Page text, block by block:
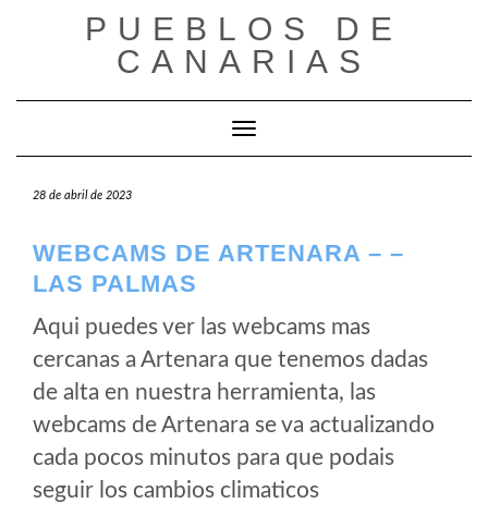
PUEBLOS DE
CANARIAS
Cambiar modo de navegación
28 de abril de 2023
WEBCAMS DE ARTENARA – –
LAS PALMAS
Aqui puedes ver las webcams mas
cercanas a Artenara que tenemos dadas
de alta en nuestra herramienta, las
webcams de Artenara se va actualizando
cada pocos minutos para que podais
seguir los cambios climaticos